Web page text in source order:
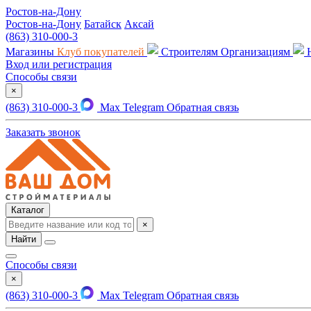
Ростов-на-Дону
Ростов-на-Дону Батайск Аксай
(863) 310-000-3
Магазины Клуб покупателей Строителям Организациям
Вход или регистрация
Способы связи
×
(863) 310-000-3 Max Telegram Обратная связь
Заказать звонок
Каталог
×
Найти
Способы связи
×
(863) 310-000-3 Max Telegram Обратная связь